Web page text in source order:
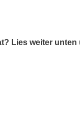
Lies weiter